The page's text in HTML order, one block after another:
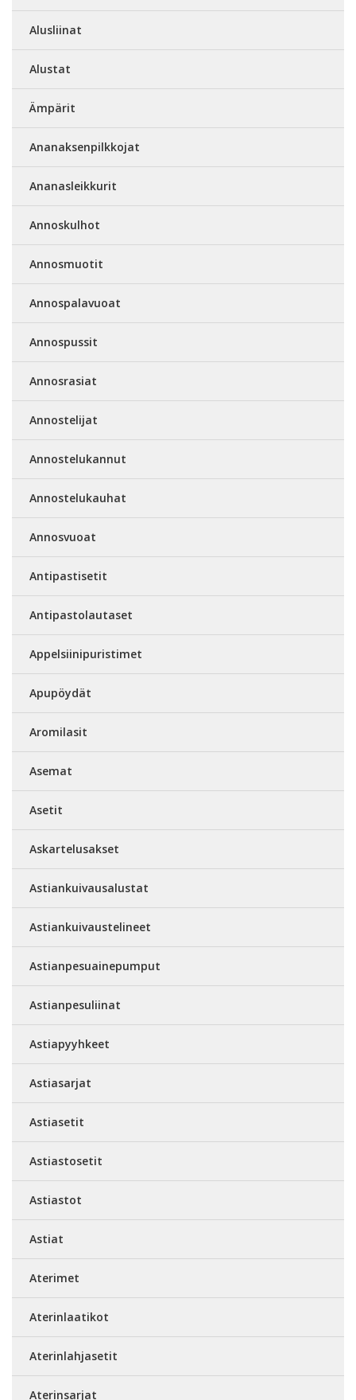
Alusliinat
Alustat
Ämpärit
Ananaksenpilkkojat
Ananasleikkurit
Annoskulhot
Annosmuotit
Annospalavuoat
Annospussit
Annosrasiat
Annostelijat
Annostelukannut
Annostelukauhat
Annosvuoat
Antipastisetit
Antipastolautaset
Appelsiinipuristimet
Apupöydät
Aromilasit
Asemat
Asetit
Askartelusakset
Astiankuivausalustat
Astiankuivaustelineet
Astianpesuainepumput
Astianpesuliinat
Astiapyyhkeet
Astiasarjat
Astiasetit
Astiastosetit
Astiastot
Astiat
Aterimet
Aterinlaatikot
Aterinlahjasetit
Aterinsarjat